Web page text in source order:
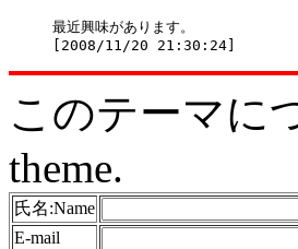
最近興味があります。
このテーマに
theme.
氏名:Name
E-mail